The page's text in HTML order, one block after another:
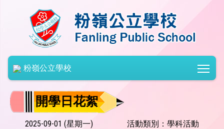
粉嶺公立學校
開學日花絮
2025-09-01 (星期一) 活動類別：學科活動